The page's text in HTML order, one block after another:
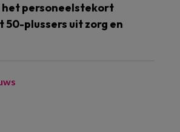
het personeelstekort
50-plussers uit zorg en